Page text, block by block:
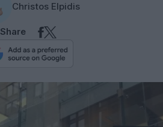
Christos Elpidis
Share